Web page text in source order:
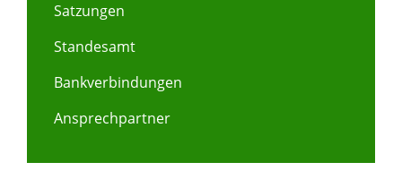
Satzungen
Standesamt
Bankverbindungen
Ansprechpartner